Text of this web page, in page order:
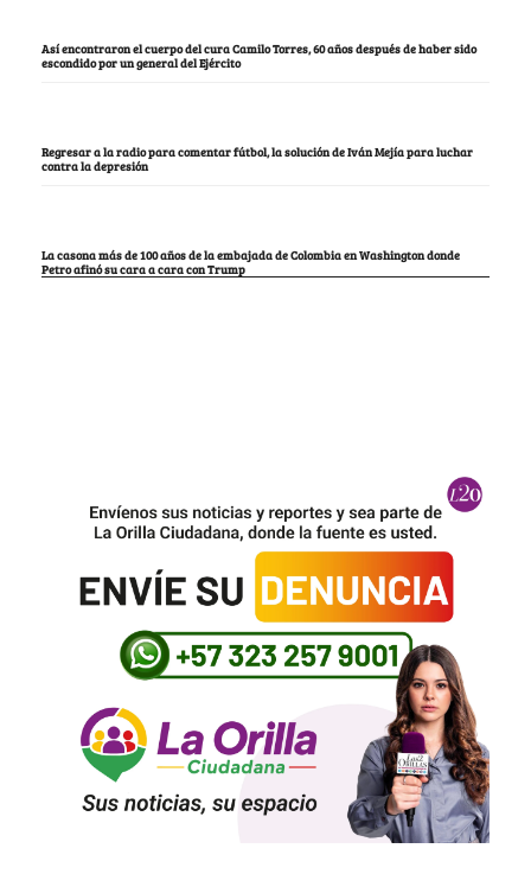
Así encontraron el cuerpo del cura Camilo Torres, 60 años después de haber sido
escondido por un general del Ejército
Regresar a la radio para comentar fútbol, la solución de Iván Mejía para luchar
contra la depresión
La casona más de 100 años de la embajada de Colombia en Washington donde
Petro afinó su cara a cara con Trump